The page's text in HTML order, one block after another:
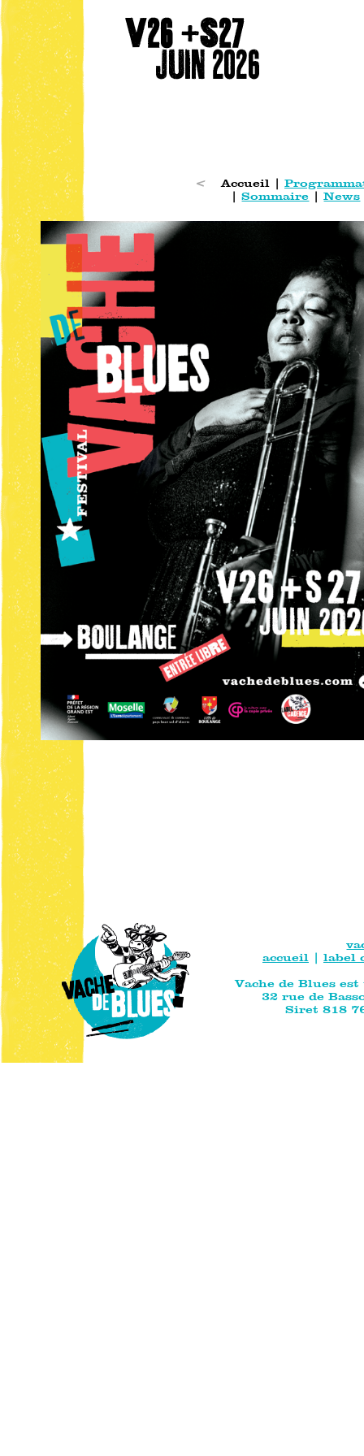
< Accueil |
|Sommaire |News
accueil | label
Vache de Blues
32 rue de
Siret 818